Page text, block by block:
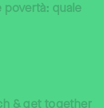
povertà: quale
& get together